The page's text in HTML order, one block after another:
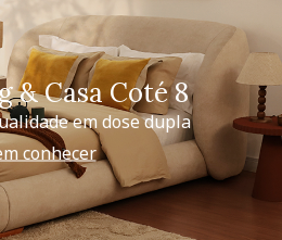
& Casa Coté 8
em dose dupla
conhecer